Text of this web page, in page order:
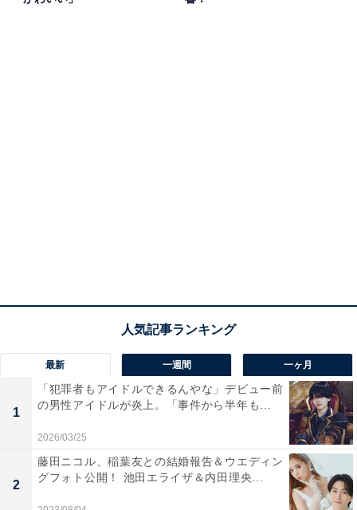
最新 一週間 一ヶ月
1
「犯罪者もアイドルできるんやな」デビュー前
の男性アイドルが炎上。「事件から半年も...
2026/03/25
2
藤田ニコル、稲葉友との結婚報告＆ウエディン
グフォト公開！ 池田エライザ＆内田理央...